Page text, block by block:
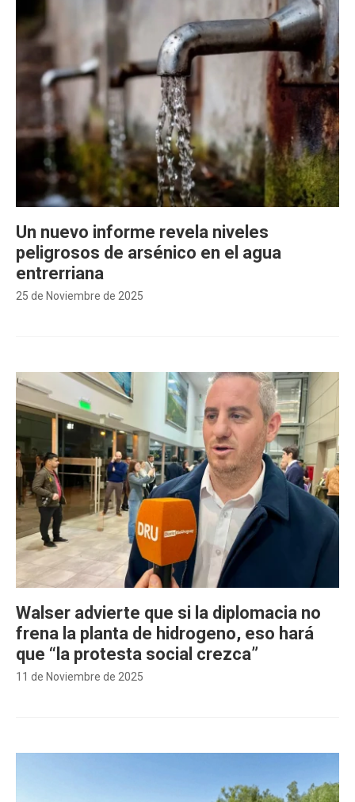
25 de Noviembre de 2025
Un nuevo informe revela niveles
peligrosos de arsénico en el agua
entrerriana
11 de Noviembre de 2025
Walser advierte que si la diplomacia no
frena la planta de hidrogeno, eso hará
que “la protesta social crezca”